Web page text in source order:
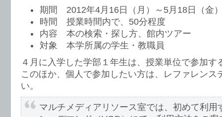
期間 2012年4月16日（月）～5月18日（金
時間 授業時間内で、50分程度
内容 本の検索・探し方、館内ツアー
対象 本学所属の学生・教職員
４月に入学した学部１年生は、授業単位で参加す
このほか、個人で参加したい方は、レファレンス
い。
マルチメディアリソース室では、初めて利用